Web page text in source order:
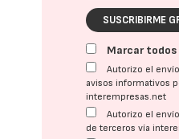
SUSCRIBIRME
Marcar todos
Autorizo el
avisos informativos
interempresas.net
Autorizo el
de terceros vía